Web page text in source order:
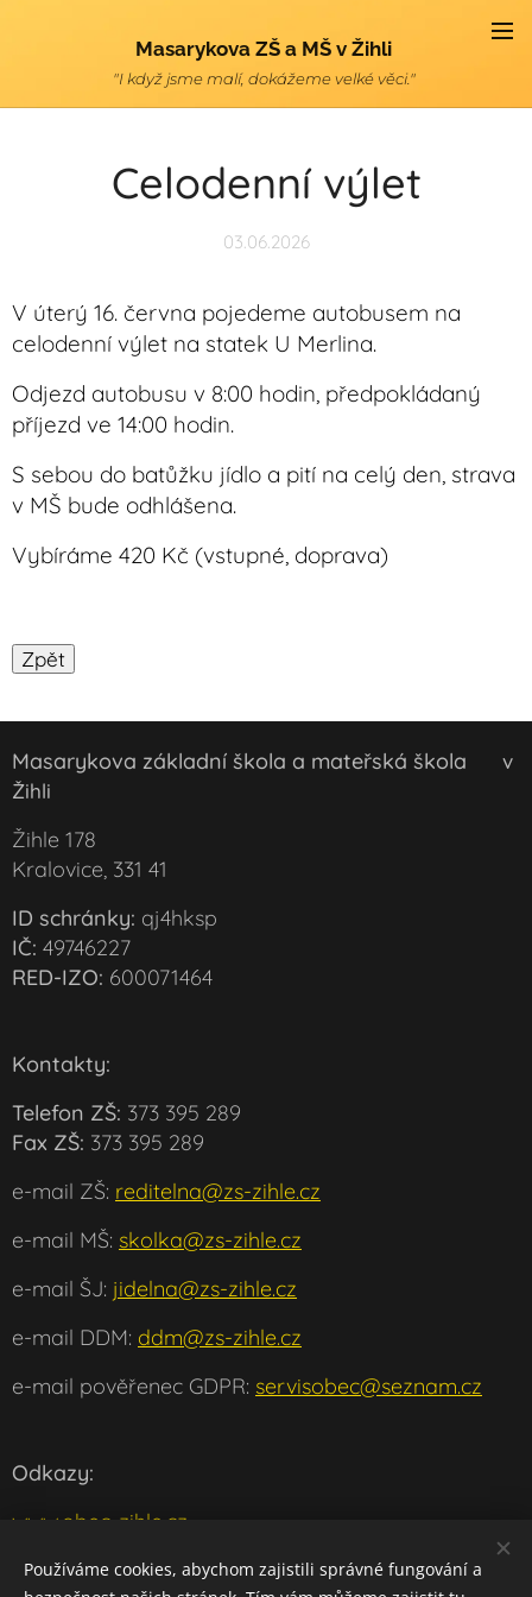
Masarykova ZŠ a MŠ v Žihli
"I když jsme malí, dokážeme velké věci."
Celodenní výlet
03.06.2026
V úterý 16. června pojedeme autobusem na
celodenní výlet na statek U Merlina.
Odjezd autobusu v 8:00 hodin, předpokládaný
příjezd ve 14:00 hodin.
S sebou do batůžku jídlo a pití na celý den, strava
v MŠ bude odhlášena.
Vybíráme 420 Kč (vstupné, doprava)
Masarykova základní škola a mateřská škola v
Žihli
Žihle 178
Kralovice, 331 41
ID schránky: qj4hksp
IČ: 49746227
RED-IZO: 600071464
Kontakty:
Telefon ZŠ: 373 395 289
Fax ZŠ: 373 395 289
e-mail ZŠ: reditelna@zs-zihle.cz
e-mail MŠ: skolka@zs-zihle.cz
e-mail ŠJ: jidelna@zs-zihle.cz
e-mail DDM: ddm@zs-zihle.cz
e-mail pověřenec GDPR: servisobec@seznam.cz
Odkazy:
www.obec-zihle.cz
www.msmt.cz
Používáme cookies, abychom zajistili správné fungování a